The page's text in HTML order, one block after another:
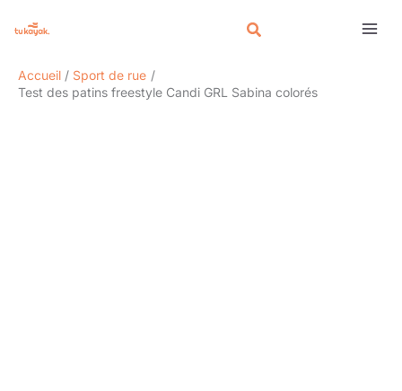
Accueil
Sport de rue
Test des patins freestyle Candi GRL Sabina colorés